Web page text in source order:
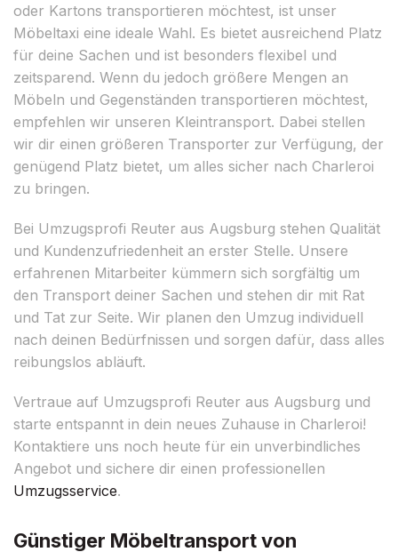
oder Kartons transportieren möchtest, ist unser
Möbeltaxi eine ideale Wahl. Es bietet ausreichend Platz
für deine Sachen und ist besonders flexibel und
zeitsparend. Wenn du jedoch größere Mengen an
Möbeln und Gegenständen transportieren möchtest,
empfehlen wir unseren Kleintransport. Dabei stellen
wir dir einen größeren Transporter zur Verfügung, der
genügend Platz bietet, um alles sicher nach Charleroi
zu bringen.
Bei Umzugsprofi Reuter aus Augsburg stehen Qualität
und Kundenzufriedenheit an erster Stelle. Unsere
erfahrenen Mitarbeiter kümmern sich sorgfältig um
den Transport deiner Sachen und stehen dir mit Rat
und Tat zur Seite. Wir planen den Umzug individuell
nach deinen Bedürfnissen und sorgen dafür, dass alles
reibungslos abläuft.
Vertraue auf Umzugsprofi Reuter aus Augsburg und
starte entspannt in dein neues Zuhause in Charleroi!
Kontaktiere uns noch heute für ein unverbindliches
Angebot und sichere dir einen professionellen
Umzugsservice.
Günstiger Möbeltransport von